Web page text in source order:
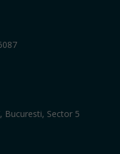
Bucuresti, Sector 5